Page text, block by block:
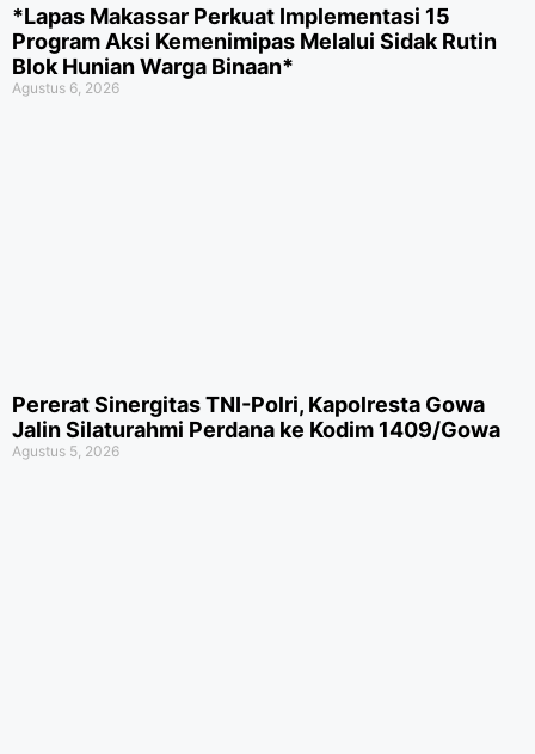
*Lapas Makassar Perkuat Implementasi 15
Program Aksi Kemenimipas Melalui Sidak Rutin
Blok Hunian Warga Binaan*
Agustus 6, 2026
Pererat Sinergitas TNI-Polri, Kapolresta Gowa
Jalin Silaturahmi Perdana ke Kodim 1409/Gowa
Agustus 5, 2026